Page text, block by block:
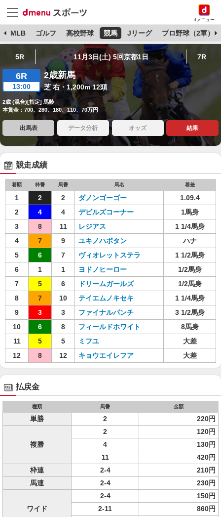
dメニュー
MLB ゴルフ 高校野球 競馬 Jリーグ プロ野球（2軍）
5R 11月3日(土) 5回京都1日 7R
6R
13:00
2歳新馬
芝 右・1,200m 12頭
2歳 (混合)[指定] 馬齢
本賞金：700、280、180、110、70万円
出馬表 データ分析 オッズ 結果
競走成績
着順 枠番 馬番 馬名 着差
1 2 2 ダノンゴーゴー
1.09.4
2
4 4 デビルズコーナー
1馬身
3
8 11 レジアス
1 1/4馬身
4
7 9 ユキノハボタン
ハナ
5
6 7 ヴィオレットステラ
1 1/2馬身
6
1 1 ヨドノヒーロー
1/2馬身
7
5 6 ドリームガールズ
1/2馬身
8
7 10 テイエムノキセキ
1 1/4馬身
9
3 3 ファイナルパンチ
3 1/2馬身
10
6 8 フィールドホワイト
8馬身
11
5 5 ミフユ
大差
12
8 12 キョウエイレフア 大差
払戻金
種類 馬番 金額
単勝 2 220円
複勝
2
120円
4
130円
11
420円
枠連
2-4
210円
馬連
2-4 230円
ワイド
2-4
150円
2-11
860円